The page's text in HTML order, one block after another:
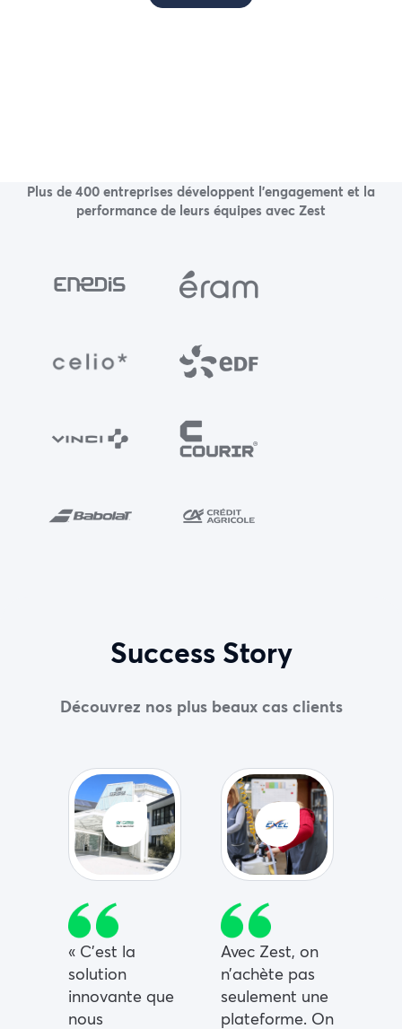
Plus de 400 entreprises développent l’engagement et la
performance de leurs équipes avec Zest
Success Story
Découvrez nos plus beaux cas clients
« C’est la
solution
innovante que
nous
Avec Zest, on
n’achète pas
seulement une
plateforme. On